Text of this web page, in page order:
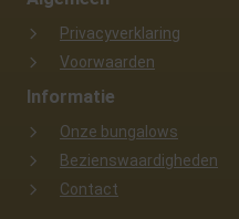
Privacyverklaring
Voorwaarden
Informatie
Onze bungalows
Bezienswaardigheden
Contact